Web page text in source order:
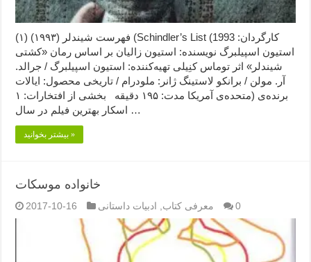
فهرست شیندلر (۱۹۹۳) (۱) (Schindler’s List (1993 کارگردان:
استیون اسپیلبرگ نویسنده: استیون زالیان بر اساس رمان «کشتی
شیندلر» اثر توماس کنِیلی تهیه‌کننده: استیون اسپیلبرگ / جرالد.
آر. مولن / برانکو لاستینگ ژانر: ملودرام / تاریخی محصول: ایالات
متحده‌ی آمریکا مدت: ۱۹۵ دقیقه بخشی از افتخارات: ۱) برنده‌ی
اسکار بهترین فیلم در سال …
بیشتر بخوانید »
خانواده موسکات
2017-10-16 معرفی کتاب ادبیات داستانی 0